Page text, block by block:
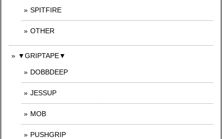
SPITFIRE
OTHER
▼GRIPTAPE▼
DOBBDEEP
JESSUP
MOB
PUSHGRIP